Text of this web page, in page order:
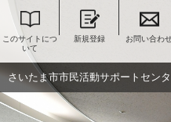
このサイトにつ
いて
新規登録 お問い合わ
さいたま市市民活動サポートセン